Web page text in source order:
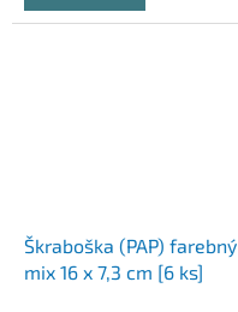
Škraboška (PAP) farebný
mix 16 x 7,3 cm [6 ks]